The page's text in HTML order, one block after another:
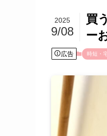
買
ー
2025
9/08
広告 時短・